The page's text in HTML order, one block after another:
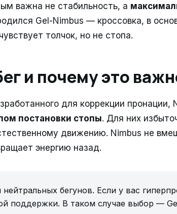
важна не стабильность, а
Gel-Nimbus — кроссовка, в
толчок, но не стопа.
и почему это
для коррекции пронации,
постановки стопы. Для них
движению. Nimbus не
энергию назад.
бегунов. Если у вас
поддержки. В таком случае выбор —